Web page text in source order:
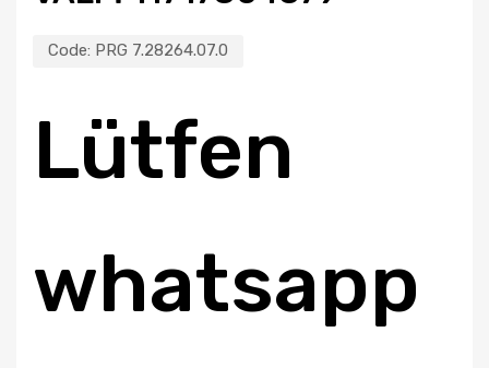
Code: PRG 7.28264.07.0
Lütfen
whatsapp